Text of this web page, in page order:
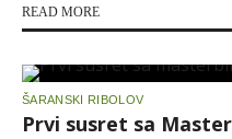
READ MORE
ŠARANSKI RIBOLOV
Prvi susret sa